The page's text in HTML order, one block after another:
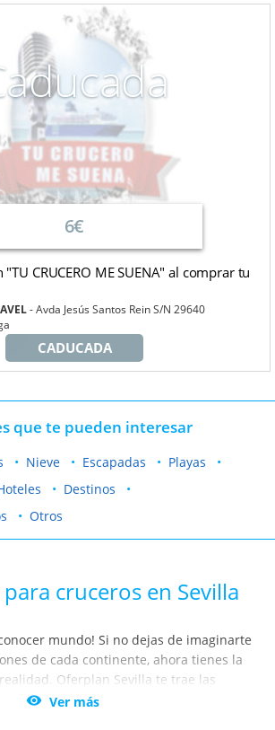
6€
CRUCERO ME SUENA" al comprar tu
Avda Jesús Santos Rein S/N 29640
CADUCADA
que te pueden interesar
Nieve Escapadas
Playas
Destinos
Otros
cruceros en Sevilla
mundo! Si no dejas de imaginarte
de cada continente, ahora tienes la
Oferplan Sevilla te trae las
viajar con vuelo más hotel desde
 Ver más